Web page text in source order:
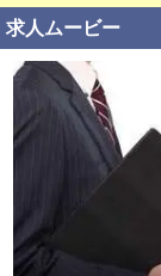
稼ぎ方
昇給あり
無料駐車
求人ムービー